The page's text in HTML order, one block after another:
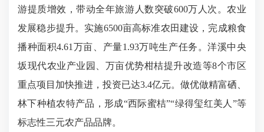
游提质增效，带动全年旅游人数突破600万人次。农业
发展稳步提升。实施6500亩高标准农田建设，完成粮食
播种面积4.61万亩、产量1.93万吨生产任务。洋溪中央
坂现代农业产业园、万亩优势柑桔提升改造等8个市区
重点项目加快推进，投资已达3.4亿元。做优做精富硒、
林下种植农特产品，形成“西际蜜桔”“绿得玺红美人”等
标志性三元农产品品牌。